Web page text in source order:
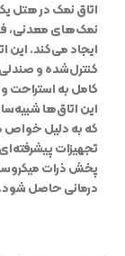
اتاق نمک در هتل
نمک‌های معدنی،
ایجاد می‌کند. این
کنترل‌شده و
کامل به استراحت
این اتاق‌ها
که به دلیل خواص
تجهیزات
پخش ذرات
درمانی حاصل شود.